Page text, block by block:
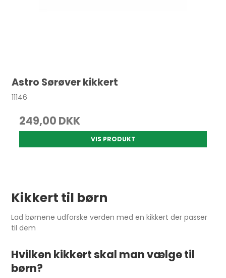
Astro Sørøver kikkert
11146
249,00 DKK
VIS PRODUKT
Kikkert til børn
Lad børnene udforske verden med en kikkert der passer
til dem
Hvilken kikkert skal man vælge til
børn?